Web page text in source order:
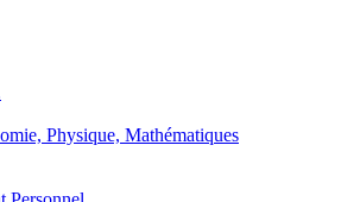
Physique, Mathématiques